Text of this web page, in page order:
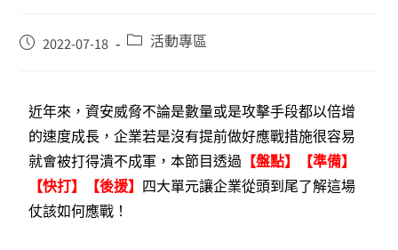
2022-07-18 活動專區
近年來，資安威脅不論是數量或是攻擊手段都以倍增
的速度成長，企業若是沒有提前做好應戰措施很容易
就會被打得潰不成軍，本節目透過 【盤點】【準備】
【快打】【後援】 四大單元讓企業從頭到尾了解這場
仗該如何應戰！